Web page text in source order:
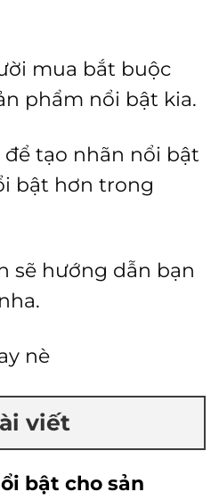
mua bắt buộc
phẩm nổi bật kia.
tạo nhãn nổi bật
bật hơn trong
sẽ hướng dẫn bạn
nè
viết
bật cho sản